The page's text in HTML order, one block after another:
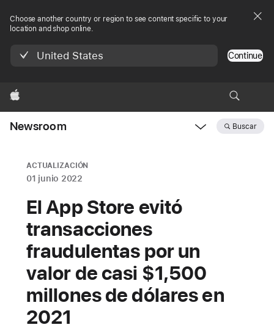
Choose another country or region to see content specific to your
location and shop online.
United States Continue
Apple
Newsroom Buscar
ACTUALIZACIÓN
01 junio 2022
El App Store evitó
transacciones
fraudulentas por un
valor de casi $1,500
millones de dólares en
2021